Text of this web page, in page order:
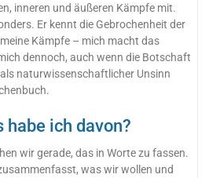
inneren und äußeren Kämpfe mit.
Er kennt die Gebrochenheit der
Kämpfe – mich macht das
dennoch, auch wenn die Botschaft
naturwissenschaftlicher Unsinn
habe ich davon?
wir gerade, das in Worte zu fassen.
was wir wollen und